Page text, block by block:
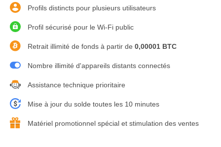
Profils distincts pour plusieurs utilisateurs
Profil sécurisé pour le Wi-Fi public
Retrait illimité de fonds à partir de 0,00001 BTC
Nombre illimité d'appareils distants connectés
Assistance technique prioritaire
Mise à jour du solde toutes les 10 minutes
Matériel promotionnel spécial et stimulation des ventes